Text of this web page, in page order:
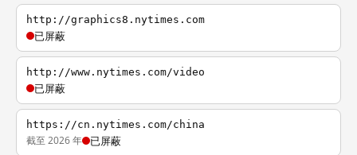
http://graphics8.nytimes.com
已屏蔽
http://www.nytimes.com/video
已屏蔽
https://cn.nytimes.com/china
截至 2026 年 已屏蔽